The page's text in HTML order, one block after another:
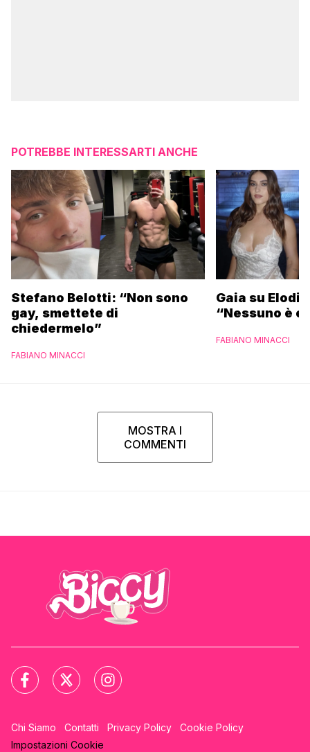
POTREBBE INTERESSARTI ANCHE
Stefano Belotti: “Non sono
gay, smettete di
chiedermelo”
FABIANO MINACCI
Gaia su
“Nessuno è
FABIANO MINACCI
MOSTRA I
COMMENTI
Chi Siamo Contatti Privacy Policy
Cookie Policy
Impostazioni Cookie